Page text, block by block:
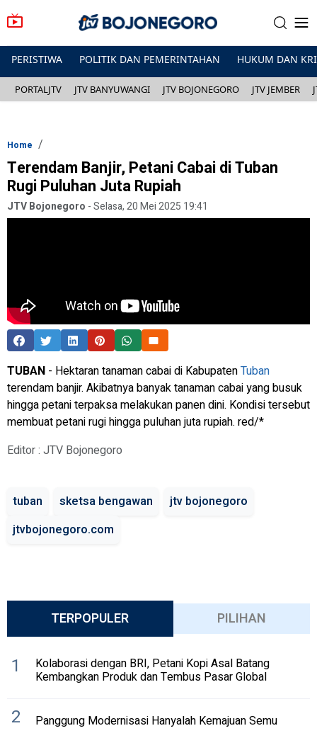
PERISTIWA POLITIK DAN PEMERINTAHAN HUKUM DAN
PORTALJTV JTV BANYUWANGI JTV BOJONEGORO JTV JEMBER
Home
Terendam Banjir, Petani Cabai di Tuban
Rugi Puluhan Juta Rupiah
JTV Bojonegoro -Selasa, 20 Mei 2025 19:41
TUBAN - Hektaran tanaman cabai di KabupatenTuban
terendam banjir. Akibatnya banyak tanaman cabai yang busuk
hingga petani terpaksa melakukan panen dini. Kondisi tersebut
membuat petani rugi hingga puluhan juta rupiah. red/*
Editor : JTV Bojonegoro
tuban sketsa bengawan
jtv bojonegoro
jtvbojonegoro.com
TERPOPULER PILIHAN
1 Kolaborasi dengan BRI, Petani Kopi Asal Batang
Kembangkan Produk dan Tembus Pasar Global
2 Panggung Modernisasi Hanyalah Kemajuan Semu